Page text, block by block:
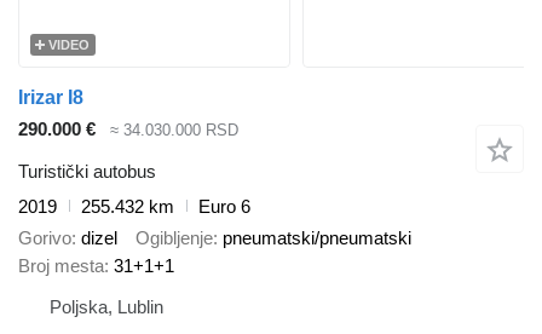
VIDEO
Irizar I8
290.000 €
≈ 34.030.000 RSD
Turistički autobus
2019
255.432 km
Euro 6
Gorivo dizel Ogibljenje pneumatski/pneumatski
Broj mesta 31+1+1
Poljska, Lublin